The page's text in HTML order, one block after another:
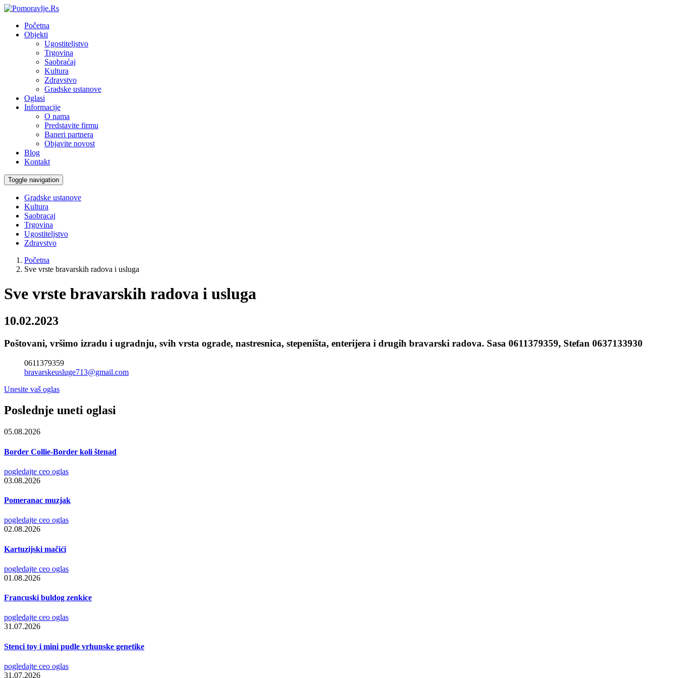
Početna
Objekti
Ugostiteljstvo
Trgovina
Saobraćaj
Kultura
Zdravstvo
Gradske ustanove
Oglasi
Informacije
O nama
Predstavite firmu
Baneri partnera
Objavite novost
Blog
Kontakt
Toggle navigation
Gradske ustanove
Kultura
Saobracaj
Trgovina
Ugostiteljstvo
Zdravstvo
Početna
Sve vrste bravarskih radova i usluga
Sve vrste bravarskih radova i usluga
10.02.2023
Poštovani, vršimo izradu i ugradnju, svih vrsta ograde, nastresnica, stepeništa, enterijera i drugih bravarski radova. Sasa 0611379359, Stefan 0637133930
0611379359
bravarskeusluge713@gmail.com
Unesite vaš oglas
Poslednje uneti oglasi
05.08.2026
Border Collie-Border koli štenad
pogledajte ceo oglas
03.08.2026
Pomeranac muzjak
pogledajte ceo oglas
02.08.2026
Kartuzijski mačići
pogledajte ceo oglas
01.08.2026
Francuski buldog zenkice
pogledajte ceo oglas
31.07.2026
Stenci toy i mini pudle vrhunske genetike
pogledajte ceo oglas
31.07.2026